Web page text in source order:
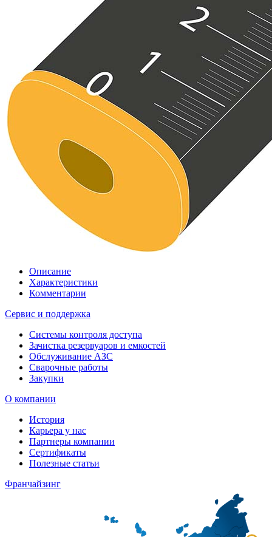
Описание
Характеристики
Комментарии
Сервис и поддержка
Системы контроля доступа
Зачистка резервуаров и емкостей
Обслуживание АЗС
Сварочные работы
Закупки
О компании
История
Карьера у нас
Партнеры компании
Сертификаты
Полезные статьи
Франчайзинг